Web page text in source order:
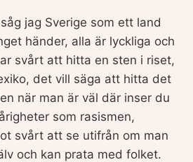
jag Sverige som ett land
händer, alla är lyckliga och
svårt att hitta en sten i riset,
det vill säga att hitta det
när man är väl där inser du
som rasismen,
svårt att se utifrån om man
och kan prata med folket.